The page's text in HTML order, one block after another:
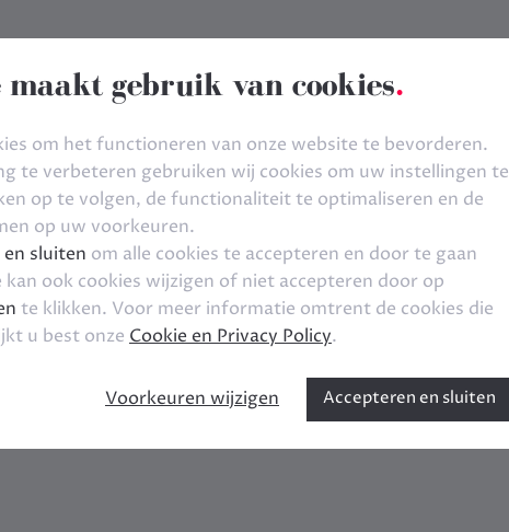
maakt gebruik van cookies.
om het functioneren van onze website te bevorderen.
te verbeteren gebruiken wij cookies om uw instellingen te
op te volgen, de functionaliteit te optimaliseren en de
op uw voorkeuren.
sluiten om alle cookies te accepteren en door te gaan
kan ook cookies wijzigen of niet accepteren door op
te klikken. Voor meer informatie omtrent de cookies die
u best onze Cookie en Privacy Policy.
Accepteren en sluiten
Voorkeuren wijzigen